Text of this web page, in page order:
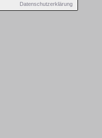
Datenschutzerklärung